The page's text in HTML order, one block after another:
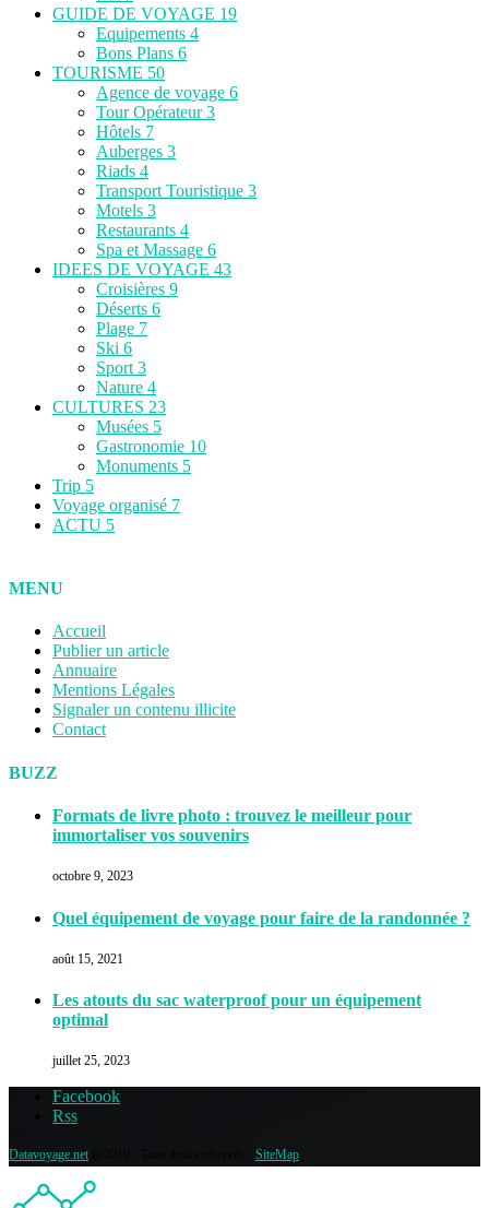
GUIDE DE VOYAGE 19
Equipements 4
Bons Plans 6
TOURISME 50
Agence de voyage 6
Tour Opérateur3
Hôtels 7
Auberges 3
Riads 4
Transport Touristique 3
Motels 3
Restaurants 4
Spa et Massage 6
IDEES DE VOYAGE 43
Croisières 9
Déserts 6
Plage 7
Ski 6
Sport 3
Nature 4
CULTURES 23
Musées 5
Gastronomie 10
Monuments 5
Trip 5
Voyage organisé 7
ACTU 5
MENU
Accueil
Publier un article
Annuaire
Mentions Légales
Signaler un contenu illicite
Contact
BUZZ
Formats de livre photo : trouvez le meilleur pour
immortaliser vos souvenirs
octobre 9, 2023
Quel équipement de voyage pour faire de la randonnée ?
août 15, 2021
Les atouts du sac waterproof pour un équipement
optimal
juillet 25, 2023
Facebook
Rss
Datavoyage.net SiteMap